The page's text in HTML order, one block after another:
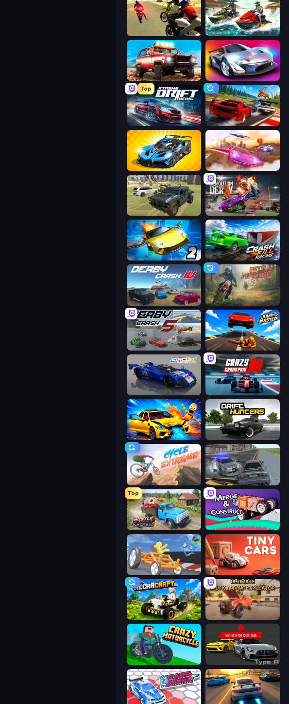
3D Moto Simulator 2 Jetski Race
Offroad Masters Challenge Grand Cyber City
Top
Xtreme DRIFT Racing Racing: Online!
GT Cars Mega Ramps Ultimate Flying Car
4x4 Offroader Demolition Derby 3
Ultimate Flying Car 2 Crash Skill Racing
Derby Crash 4 Moto Maniac 3
Derby Crash 5 Jump Master: Car Racing
Circuit Racing Crazy Grand Prix
BMG: Ragdoll Playground Drift Hunters
Cycle Extreme RCC City Racing
Top
Hustle & Drift in ZIL Merge & Construct
Draw Crash Race Tiny Cars
Mechacraft.io Ultimate Truck Driving Simulator 2020
Crazy Motorcycle Motor Sport Challenge Type R